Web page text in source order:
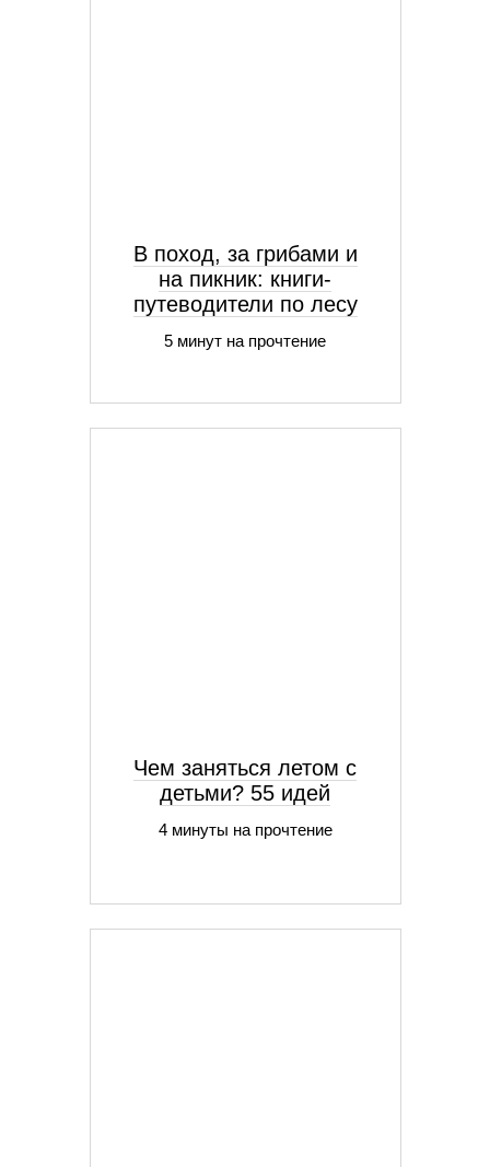
В поход, за грибами и
на пикник: книги-
путеводители по лесу
5 минут на прочтение
Чем заняться летом с
детьми? 55 идей
4 минуты на прочтение